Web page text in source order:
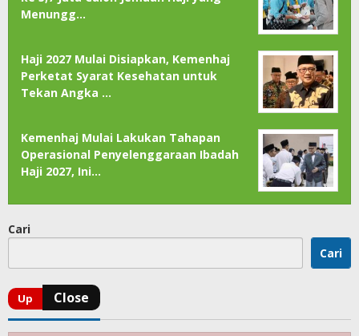
Menungg…
Haji 2027 Mulai Disiapkan, Kemenhaj
Perketat Syarat Kesehatan untuk
Tekan Angka …
Kemenhaj Mulai Lakukan Tahapan
Operasional Penyelenggaraan Ibadah
Haji 2027, Ini…
Cari
Cari